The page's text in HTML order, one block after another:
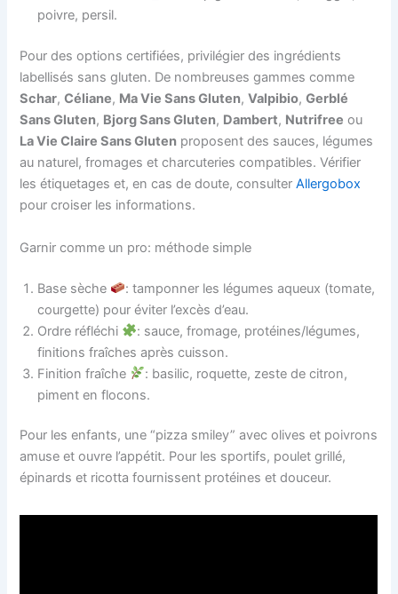
poivre, persil.
Pour des options certifiées, privilégier des ingrédients
labellisés sans gluten. De nombreuses gammes comme
Schar,Céliane, Ma Vie Sans Gluten,Valpibio,Gerblé
Sans Gluten, Bjorg Sans Gluten, Dambert, Nutrifree ou
La Vie Claire Sans Gluten proposent des sauces, légumes
au naturel, fromages et charcuteries compatibles. Vérifier
les étiquetages et, en cas de doute, consulterAllergobox
pour croiser les informations.
Garnir comme un pro: méthode simple
Base sèche
: tamponner les légumes aqueux (tomate,
courgette) pour éviter l’excès d’eau.
Ordre réfléchi
: sauce, fromage, protéines/légumes,
finitions fraîches après cuisson.
Finition fraîche
: basilic, roquette, zeste de citron,
piment en flocons.
Pour les enfants, une “pizza smiley” avec olives et poivrons
amuse et ouvre l’appétit. Pour les sportifs, poulet grillé,
épinards et ricotta fournissent protéines et douceur.